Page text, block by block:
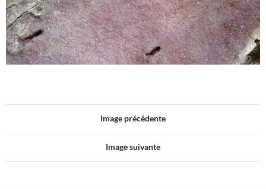
Image précédente
Image suivante